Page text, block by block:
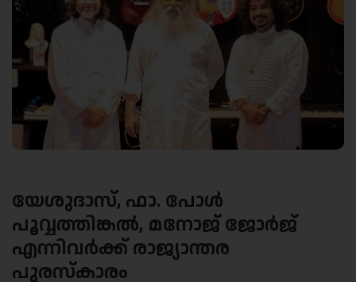
യേശുദാസ്, ഫാ. പോള്‍
പൂവ്വത്തിങ്കല്‍, മനോജ് ജോര്‍ജ്
എന്നിവര്‍ക്ക് രാജ്യാന്തര
പുരസ്‌കാരം